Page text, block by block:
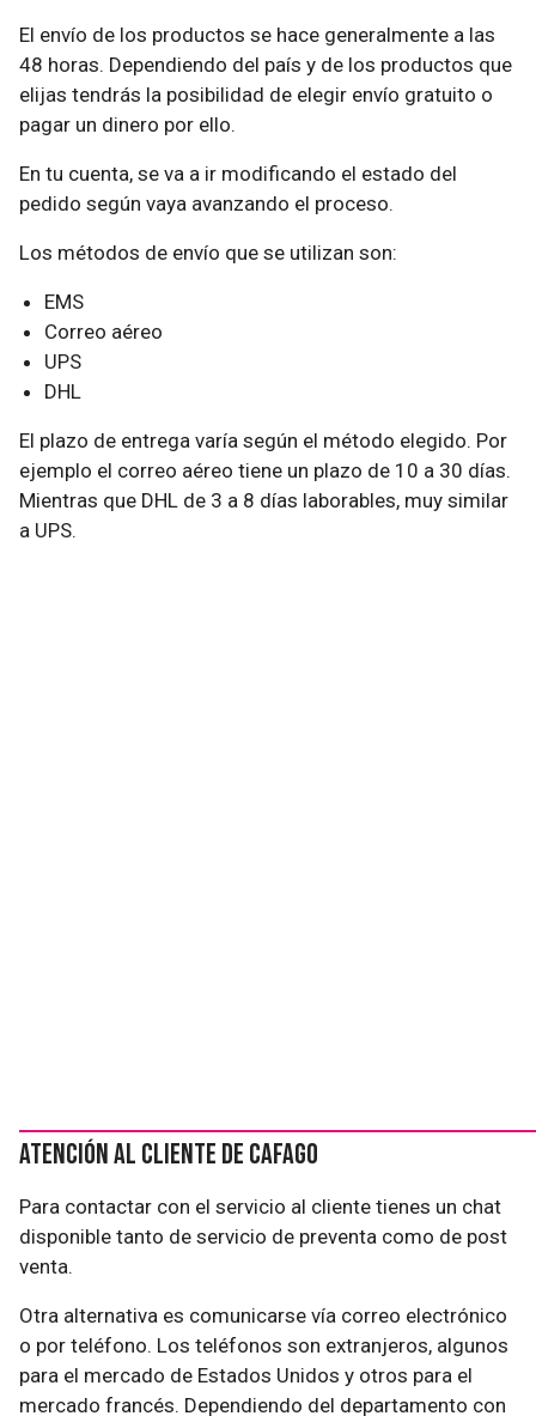
El envío de los productos se hace generalmente a las
48 horas. Dependiendo del país y de los productos que
elijas tendrás la posibilidad de elegir envío gratuito o
pagar un dinero por ello.
En tu cuenta, se va a ir modificando el estado del
pedido según vaya avanzando el proceso.
Los métodos de envío que se utilizan son:
EMS
Correo aéreo
UPS
DHL
El plazo de entrega varía según el método elegido. Por
ejemplo el correo aéreo tiene un plazo de 10 a 30 días.
Mientras que DHL de 3 a 8 días laborables, muy similar
a UPS.
Atención al cliente de Cafago
Para contactar con el servicio al cliente tienes un chat
disponible tanto de servicio de preventa como de post
venta.
Otra alternativa es comunicarse vía correo electrónico
o por teléfono. Los teléfonos son extranjeros, algunos
para el mercado de Estados Unidos y otros para el
mercado francés. Dependiendo del departamento con